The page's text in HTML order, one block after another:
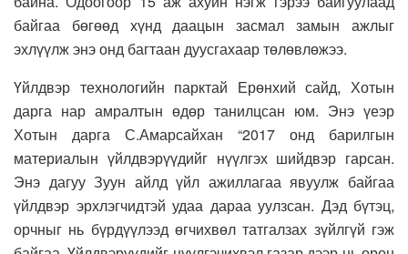
байгаа бөгөөд хүнд даацын засмал замын ажлыг
эхлүүлж энэ онд багтаан дуусгахаар төлөвлөжээ.
Үйлдвэр технологийн парктай Ерөнхий сайд, Хотын
дарга нар амралтын өдөр танилцсан юм. Энэ үеэр
Хотын дарга С.Амарсайхан “2017 онд барилгын
материалын үйлдвэрүүдийг нүүлгэх шийдвэр гарсан.
Энэ дагуу Зуун айлд үйл ажиллагаа явуулж байгаа
үйлдвэр эрхлэгчидтэй удаа дараа уулзсан. Дэд бүтэц,
орчныг нь бүрдүүлээд өгчихвөл татгалзах зүйлгүй гэж